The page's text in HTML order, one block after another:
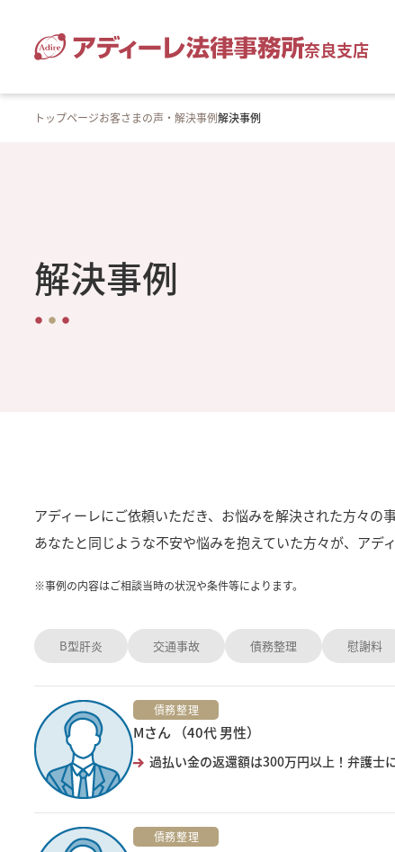
奈良支店
トップページお客さまの声・解決事例解決事例
解決事例
アディーレにご依頼いただき、お悩みを解決された方々の
あなたと同じような不安や悩みを抱えていた方々が、アデ
※事例の内容はご相談当時の状況や条件等によります。
B型肝炎 交通事故 債務整理 慰謝料
債務整理
Mさん （40代 男性）
過払い金の返還額は300万円以上！弁護士
債務整理